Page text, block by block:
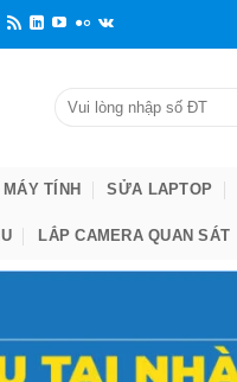
TÍNH SỬA LAPTOP
LẮP CAMERA QUAN SÁT